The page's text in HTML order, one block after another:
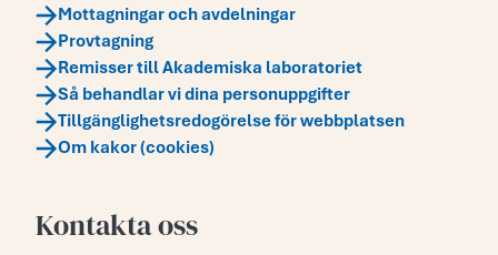
Mottagningar och avdelningar
Provtagning
Remisser till Akademiska laboratoriet
Så behandlar vi dina personuppgifter
Tillgänglighetsredogörelse för webbplatsen
Om kakor (cookies)
Kontakta oss